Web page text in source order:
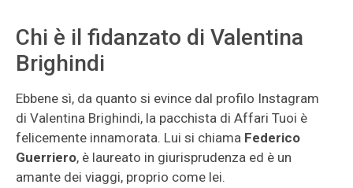
Chi è il fidanzato di Valentina
Brighindi
Ebbene sì, da quanto si evince dal profilo Instagram
di Valentina Brighindi, la pacchista di Affari Tuoi è
felicemente innamorata. Lui si chiama Federico
Guerriero, è laureato in giurisprudenza ed è un
amante dei viaggi, proprio come lei.